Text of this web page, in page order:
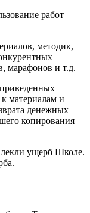
работ
методик,
марафонов и т.д.
материалам и
денежных
копирования
ущерб Школе.